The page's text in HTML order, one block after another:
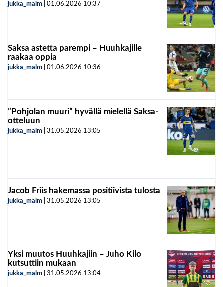
jukka_malm 01.06.2026 10:37
Saksa astetta parempi – Huuhkajille
raakaa oppia
jukka_malm 01.06.2026 10:36
”Pohjolan muuri” hyvällä mielellä Saksa-
otteluun
jukka_malm 31.05.2026 13:05
Jacob Friis hakemassa positiivista tulosta
jukka_malm 31.05.2026 13:05
Yksi muutos Huuhkajiin – Juho Kilo
kutsuttiin mukaan
jukka_malm 31.05.2026 13:04